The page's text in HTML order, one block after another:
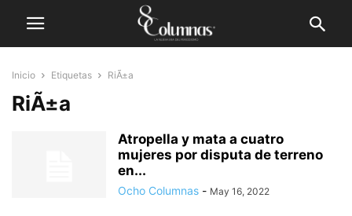
Inicio Etiquetas RiÃ±a
RiÃ±a
Atropella y mata a cuatro
mujeres por disputa de terreno
en...
Ocho Columnas - May 16, 2022